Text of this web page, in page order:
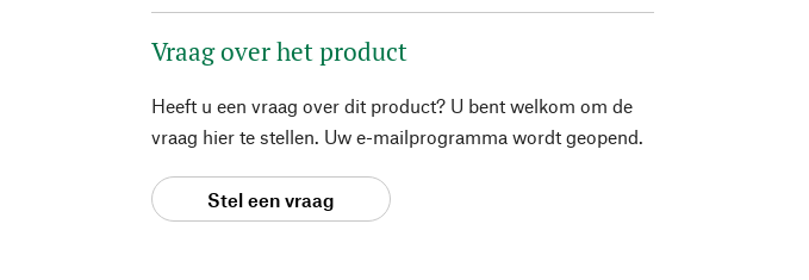
Vraag over het product
Heeft u een vraag over dit product? U bent welkom om de
vraag hier te stellen. Uw e-mailprogramma wordt geopend.
Stel een vraag